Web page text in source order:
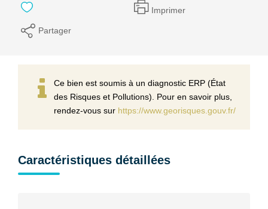
Imprimer
Partager
Ce bien est soumis à un diagnostic ERP (État
des Risques et Pollutions). Pour en savoir plus,
rendez-vous sur https://www.georisques.gouv.fr/
Caractéristiques détaillées